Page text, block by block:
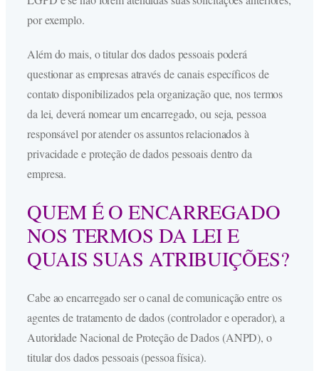
por exemplo.
Além do mais, o titular dos dados pessoais poderá
questionar as empresas através de canais específicos de
contato disponibilizados pela organização que, nos termos
da lei, deverá nomear um encarregado, ou seja, pessoa
responsável por atender os assuntos relacionados à
privacidade e proteção de dados pessoais dentro da
empresa.
QUEM É O ENCARREGADO
NOS TERMOS DA LEI E
QUAIS SUAS ATRIBUIÇÕES?
Cabe ao encarregado ser o canal de comunicação entre os
agentes de tratamento de dados (controlador e operador), a
Autoridade Nacional de Proteção de Dados (ANPD), o
titular dos dados pessoais (pessoa física).